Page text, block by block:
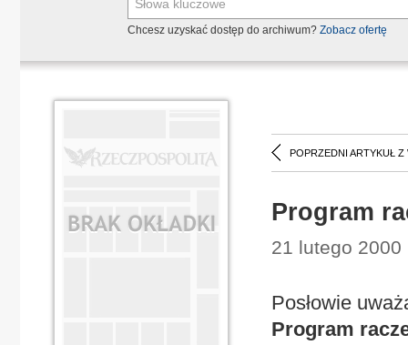
Chcesz uzyskać dostęp do archiwum? Zobacz ofertę
POPRZEDNI ARTYKUŁ Z
Program
21 lutego 2000
Posłowie
Program